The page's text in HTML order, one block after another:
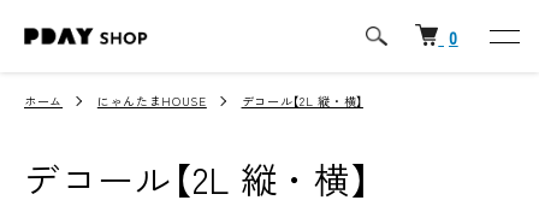
0
ホーム にゃんたまHOUSE デコール【2L 縦・横】
デコール【2L 縦・横】